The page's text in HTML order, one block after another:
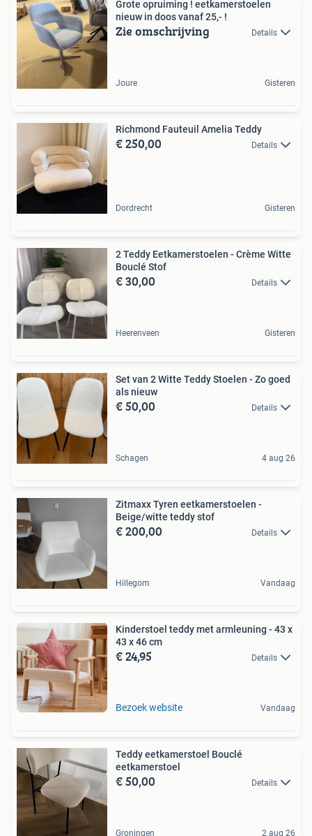
Grote opruiming ! eetkamerstoelen
nieuw in doos vanaf 25,- !
Zie omschrijving Details
Joure Gisteren
Richmond Fauteuil Amelia Teddy
€ 250,00 Details
Dordrecht Gisteren
2 Teddy Eetkamerstoelen - Crème Witte
Bouclé Stof
€ 30,00 Details
Heerenveen Gisteren
Set van 2 Witte Teddy Stoelen - Zo goed
als nieuw
€ 50,00 Details
Schagen 4 aug 26
Zitmaxx Tyren eetkamerstoelen -
Beige/witte teddy stof
€ 200,00 Details
Hillegom Vandaag
Kinderstoel teddy met armleuning - 43 x
43 x 46 cm
€ 24,95 Details
Bezoek website Vandaag
Teddy eetkamerstoel Bouclé
eetkamerstoel
€ 50,00 Details
Groningen 2 aug 26